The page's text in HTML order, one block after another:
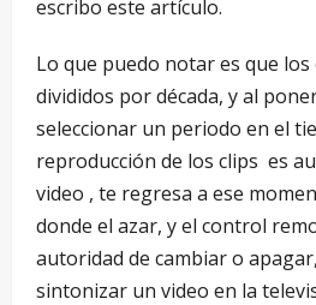
escribo este artículo.
Lo que puedo notar es que
divididos por década, y al
seleccionar un periodo en el
reproducción de los clips es
video , te regresa a ese
donde el azar, y el control
autoridad de cambiar o
sintonizar un video en la